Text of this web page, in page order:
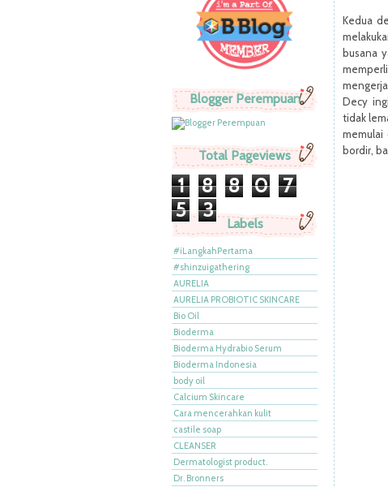
Blogger Perempuan
Total Pageviews
1 8 8 0
7
5
3
Labels
#iLangkahPertama
#shinzuigathering
AURELIA
AURELIA PROBIOTIC SKINCARE
Bio Oil
Bioderma
Bioderma Hydrabio Serum
Bioderma Indonesia
body oil
Calcium Skincare
Cara mencerahkan kulit
castile soap
CLEANSER
Dermatologist product.
Dr. Bronners
Kedua
busana
Decy
tidak
memulai
bordir,